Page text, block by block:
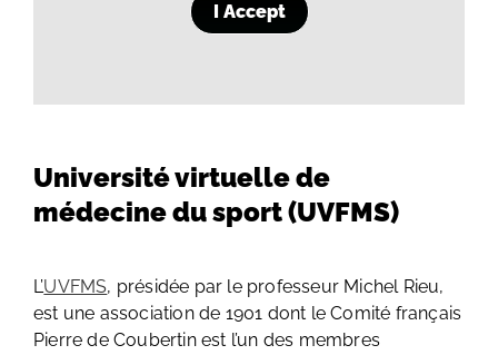
I Accept
Université virtuelle de
médecine du sport (UVFMS)
L’UVFMS, présidée par le professeur Michel Rieu,
est une association de 1901 dont le Comité français
Pierre de Coubertin est l’un des membres